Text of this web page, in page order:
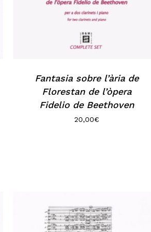
Fantasia sobre l’ària de
Florestan de l’òpera
Fidelio de Beethoven
20,00€